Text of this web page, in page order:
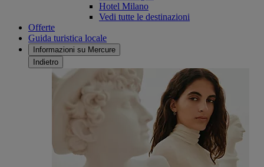
Hotel Milano
Vedi tutte le destinazioni
Offerte
Guida turistica locale
Informazioni su Mercure
Indietro